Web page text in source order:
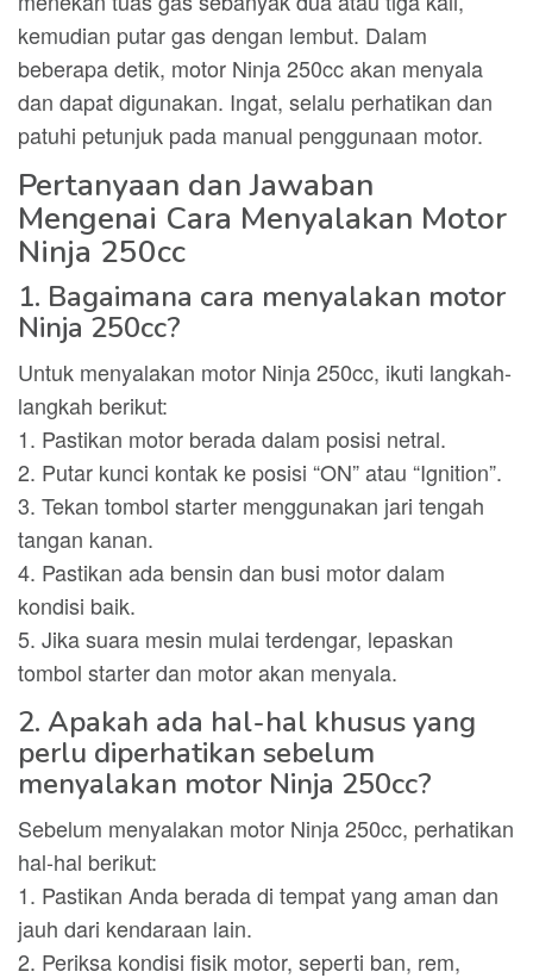
kemudian putar gas dengan lembut. Dalam
beberapa detik, motor Ninja 250cc akan menyala
dan dapat digunakan. Ingat, selalu perhatikan dan
patuhi petunjuk pada manual penggunaan motor.
Pertanyaan dan Jawaban
Mengenai Cara Menyalakan Motor
Ninja 250cc
1. Bagaimana cara menyalakan motor
Ninja 250cc?
Untuk menyalakan motor Ninja 250cc, ikuti langkah-
langkah berikut:
1. Pastikan motor berada dalam posisi netral.
2. Putar kunci kontak ke posisi “ON” atau “Ignition”.
3. Tekan tombol starter menggunakan jari tengah
tangan kanan.
4. Pastikan ada bensin dan busi motor dalam
kondisi baik.
5. Jika suara mesin mulai terdengar, lepaskan
tombol starter dan motor akan menyala.
2. Apakah ada hal-hal khusus yang
perlu diperhatikan sebelum
menyalakan motor Ninja 250cc?
Sebelum menyalakan motor Ninja 250cc, perhatikan
hal-hal berikut:
1. Pastikan Anda berada di tempat yang aman dan
jauh dari kendaraan lain.
2. Periksa kondisi fisik motor, seperti ban, rem,